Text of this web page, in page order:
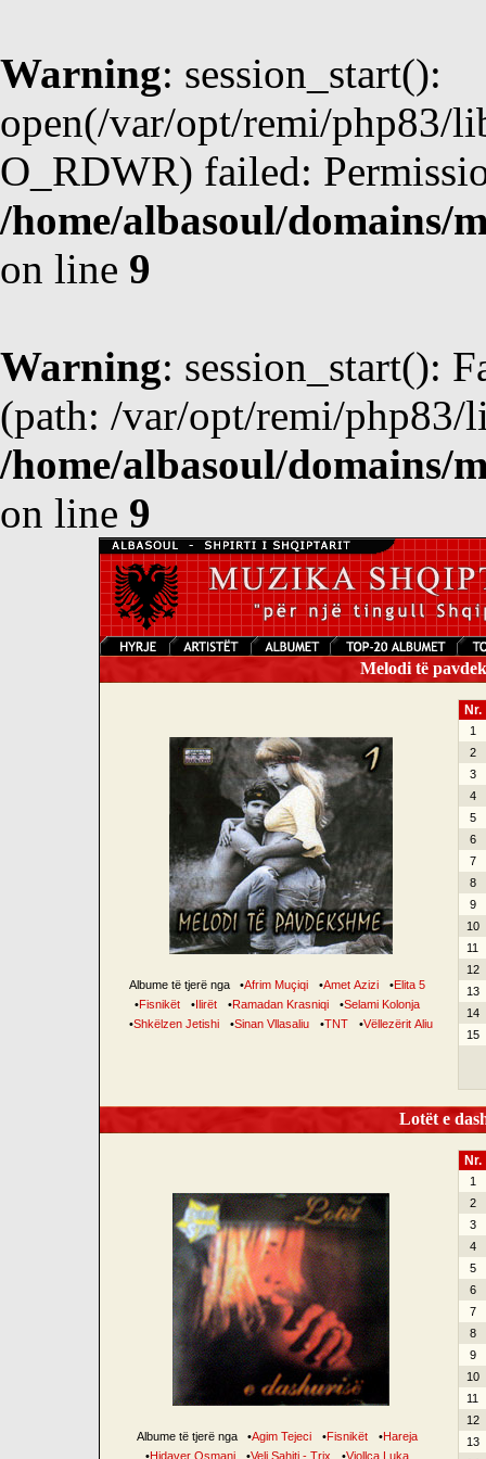
Warning: session_start():
open(/var/opt/remi/php83/
O_RDWR) failed:
/home/albasoul/domains/
on line 9
Warning: session_start():
(path: /var/opt/remi/php83/
/home/albasoul/domains/
on line 9
Melodi të
Albume të tjerë nga •Afrim Muçiqi •Amet Azizi •Elita 5
•Fisnikët •Ilirët •Ramadan Krasniqi •Selami Kolonja
•Shkëlzen Jetishi •Sinan Vllasaliu •TNT •Vëllezërit Aliu
Nr.
1
2
3
4
5
6
7
8
9
10
11
12
13
14
15
Lotët e
Albume të tjerë nga •Agim Tejeci •Fisnikët •Hareja
•Hidaver Osmani •Veli Sahiti - Trix •Vjollca Luka
Nr.
1
2
3
4
5
6
7
8
9
10
11
12
13